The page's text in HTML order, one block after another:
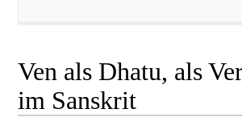
Ven als Dhatu, als
im Sanskrit